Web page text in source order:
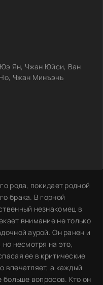
Ян, Чжан Юйси, Ван
Чжан Минъэнь
рода, покидает родной
брака. В горной
незнакомец в
внимание не только
аурой. Он ранен и
несмотря на это,
ее в критические
впечатляет, а каждый
больше вопросов. Кто он